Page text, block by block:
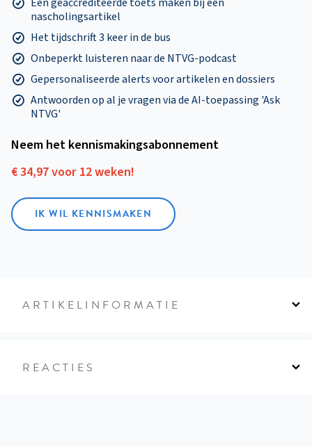
nascholingsartikel
Het tijdschrift 3 keer in de bus
Onbeperkt luisteren naar de NTVG-podcast
Gepersonaliseerde alerts voor artikelen en dossiers
Antwoorden op al je vragen via de AI-toepassing 'Ask
NTVG'
Neem het kennismakings­abonnement
€ 34,97 voor 12 weken!
IK WIL KENNISMAKEN
ARTIKELINFORMATIE
REACTIES